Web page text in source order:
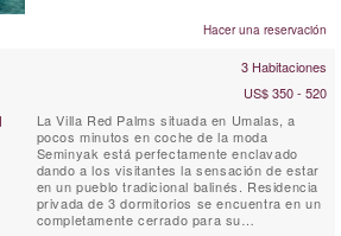
maestra balinesa de cuatro habitaciones (3
pabellones para dormir independientes y 1
Hacer una reservación
3 Habitaciones
US$ 350 - 520
La Villa Red Palms situada en Umalas, a
pocos minutos en coche de la moda
Seminyak está perfectamente enclavado
dando a los visitantes la sensación de estar
en un pueblo tradicional balinés. Residencia
privada de 3 dormitorios se encuentra en un
completamente cerrado para su